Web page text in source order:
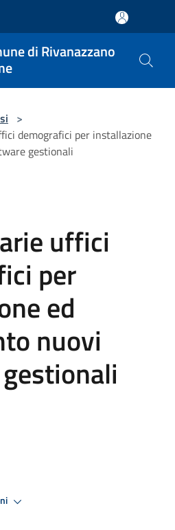
di Rivanazzano
>
demografici per installazione
gestionali
uffici
per
ed
nuovi